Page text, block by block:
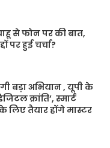
से फोन पर की बात,
पर हुई चर्चा?
बड़ा अभियान , यूपी के
क्रांति’, स्मार्ट
तैयार होंगे मास्टर